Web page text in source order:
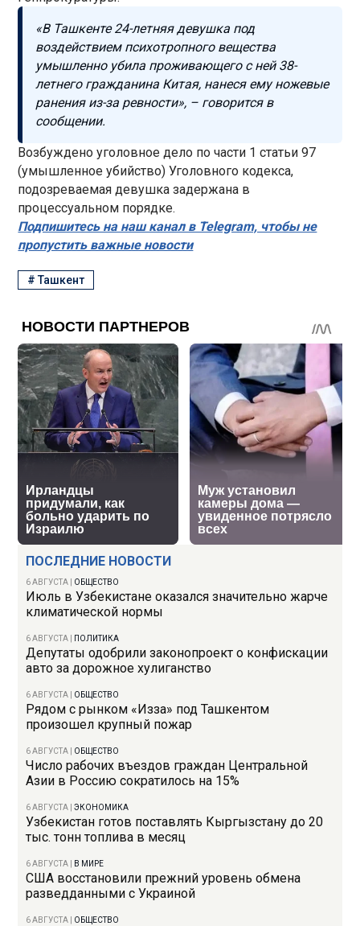
ПОСЛЕДНИЕ НОВОСТИ
6 АВГУСТА ОБЩЕСТВО
Июль в Узбекистане оказался значительно жарче
климатической нормы
6 АВГУСТА ПОЛИТИКА
Депутаты одобрили законопроект о конфискации
авто за дорожное хулиганство
6 АВГУСТА ОБЩЕСТВО
Рядом с рынком «Изза» под Ташкентом
произошел крупный пожар
6 АВГУСТА ОБЩЕСТВО
Число рабочих въездов граждан Центральной
Азии в Россию сократилось на 15%
6 АВГУСТА |ЭКОНОМИКА
Узбекистан готов поставлять Кыргызстану до 20
тыс. тонн топлива в месяц
6 АВГУСТА В МИРЕ
США восстановили прежний уровень обмена
разведданными с Украиной
6 АВГУСТА ОБЩЕСТВО
«В Ташкенте 24-летняя девушка под
воздействием психотропного вещества
умышленно убила проживающего с ней 38-
летнего гражданина Китая, нанеся ему ножевые
ранения из-за ревности», – говорится в
сообщении.
Возбуждено уголовное дело по части 1 статьи 97
(умышленное убийство) Уголовного кодекса,
подозреваемая девушка задержана в
процессуальном порядке.
Подпишитесь на наш канал в Telegram, чтобы не
пропустить важные новости
#Ташкент